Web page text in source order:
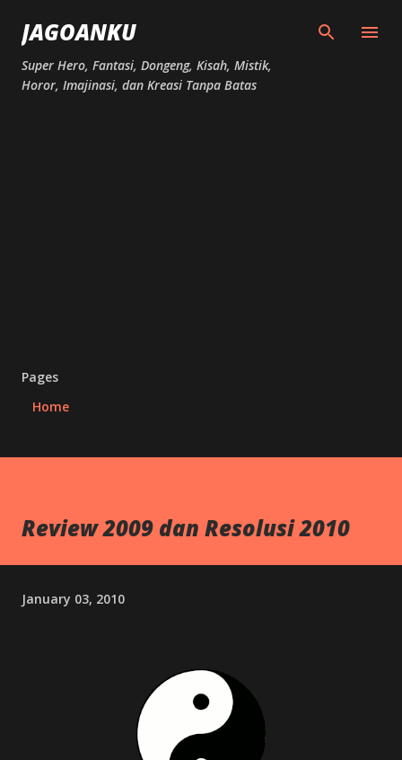
JAGOANKU
Super Hero, Fantasi, Dongeng, Kisah, Mistik,
Horor, Imajinasi, dan Kreasi Tanpa Batas
Pages
Home
Review 2009 dan Resolusi 2010
January 03, 2010